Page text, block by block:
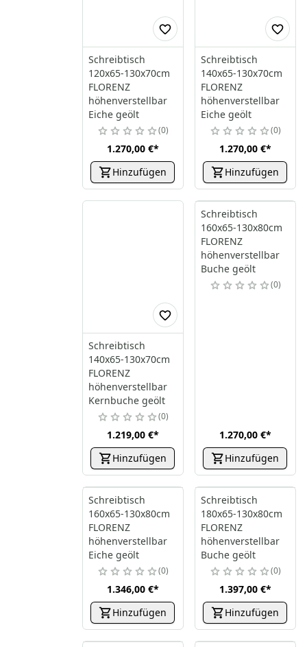
Schreibtisch
120x65-130x70cm
FLORENZ
höhenverstellbar
Eiche geölt
0
1.270,00 €*
Hinzufügen
Schreibtisch
140x65-130x70cm
FLORENZ
höhenverstellbar
Eiche geölt
0
1.270,00 €*
Hinzufügen
Schreibtisch
140x65-130x70cm
FLORENZ
höhenverstellbar
Kernbuche geölt
0
1.219,00 €*
Hinzufügen
Schreibtisch
160x65-130x80cm
FLORENZ
höhenverstellbar
Buche geölt
0
1.270,00 €*
Hinzufügen
Schreibtisch
160x65-130x80cm
FLORENZ
höhenverstellbar
Eiche geölt
0
1.346,00 €*
Hinzufügen
Schreibtisch
180x65-130x80cm
FLORENZ
höhenverstellbar
Buche geölt
0
1.397,00 €*
Hinzufügen